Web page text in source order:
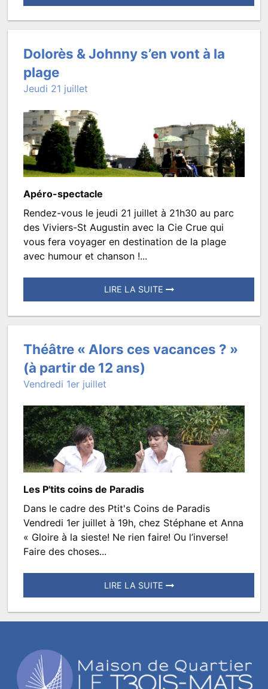
Posté
12
juillet
2022
à
09:00.
Écrit
par
TROISMATS.SPECTACLES
Dolorès & Johnny s’en vont à la
plage
Jeudi 21 juillet
Apéro-spectacle
Dolorès
&
Johnny
vont
à
la
plage
Rendez-vous le jeudi 21 juillet à 21h30 au parc
des Viviers-St Augustin avec la Cie Crue qui
vous fera voyager en destination de la plage
avec humour et chanson !...
LIRE LA SUITE
Posté
10
juillet
2022
à
10:00.
Écrit
par
TROISMATS.SPECTACLES
Théâtre « Alors ces vacances ? »
(à partir de 12 ans)
Vendredi 1er juillet
Les P'tits coins de Paradis
Théâtre
«
Alors
vacances
?
(à
partir
Dans le cadre des Ptit's Coins de Paradis
Vendredi 1er juillet à 19h, chez Stéphane et Anna
« Gloire à la sieste! Ne rien faire! Ou l’inverse!
Faire des choses...
LIRE LA SUITE
Posté
juin
2022
à